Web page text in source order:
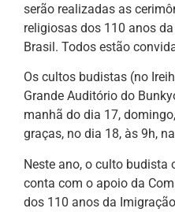
serão realizadas as
religiosas dos 110 anos
Brasil. Todos estão
Os cultos budistas (no
Grande Auditório do
manhã do dia 17,
graças, no dia 18, às 9h,
Neste ano, o culto budista
conta com o apoio da
dos 110 anos da